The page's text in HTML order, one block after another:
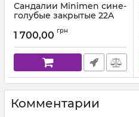
Сандалии Minimen сине-
голубые закрытые 22A
1 700,00 грн
Комментарии